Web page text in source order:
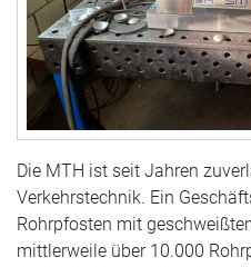
Die MTH ist seit Jahren
Verkehrstechnik. Ein
Rohrpfosten mit
mittlerweile über 10.000